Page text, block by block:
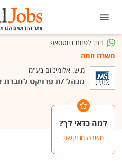
ניתן לפנות בווטסאפ
משרה חמה
מ.ש. אלומיניום בע"מ
מנהל /ת פרויקט לחברת
למה כדאי לך?
משרה מבוקשת